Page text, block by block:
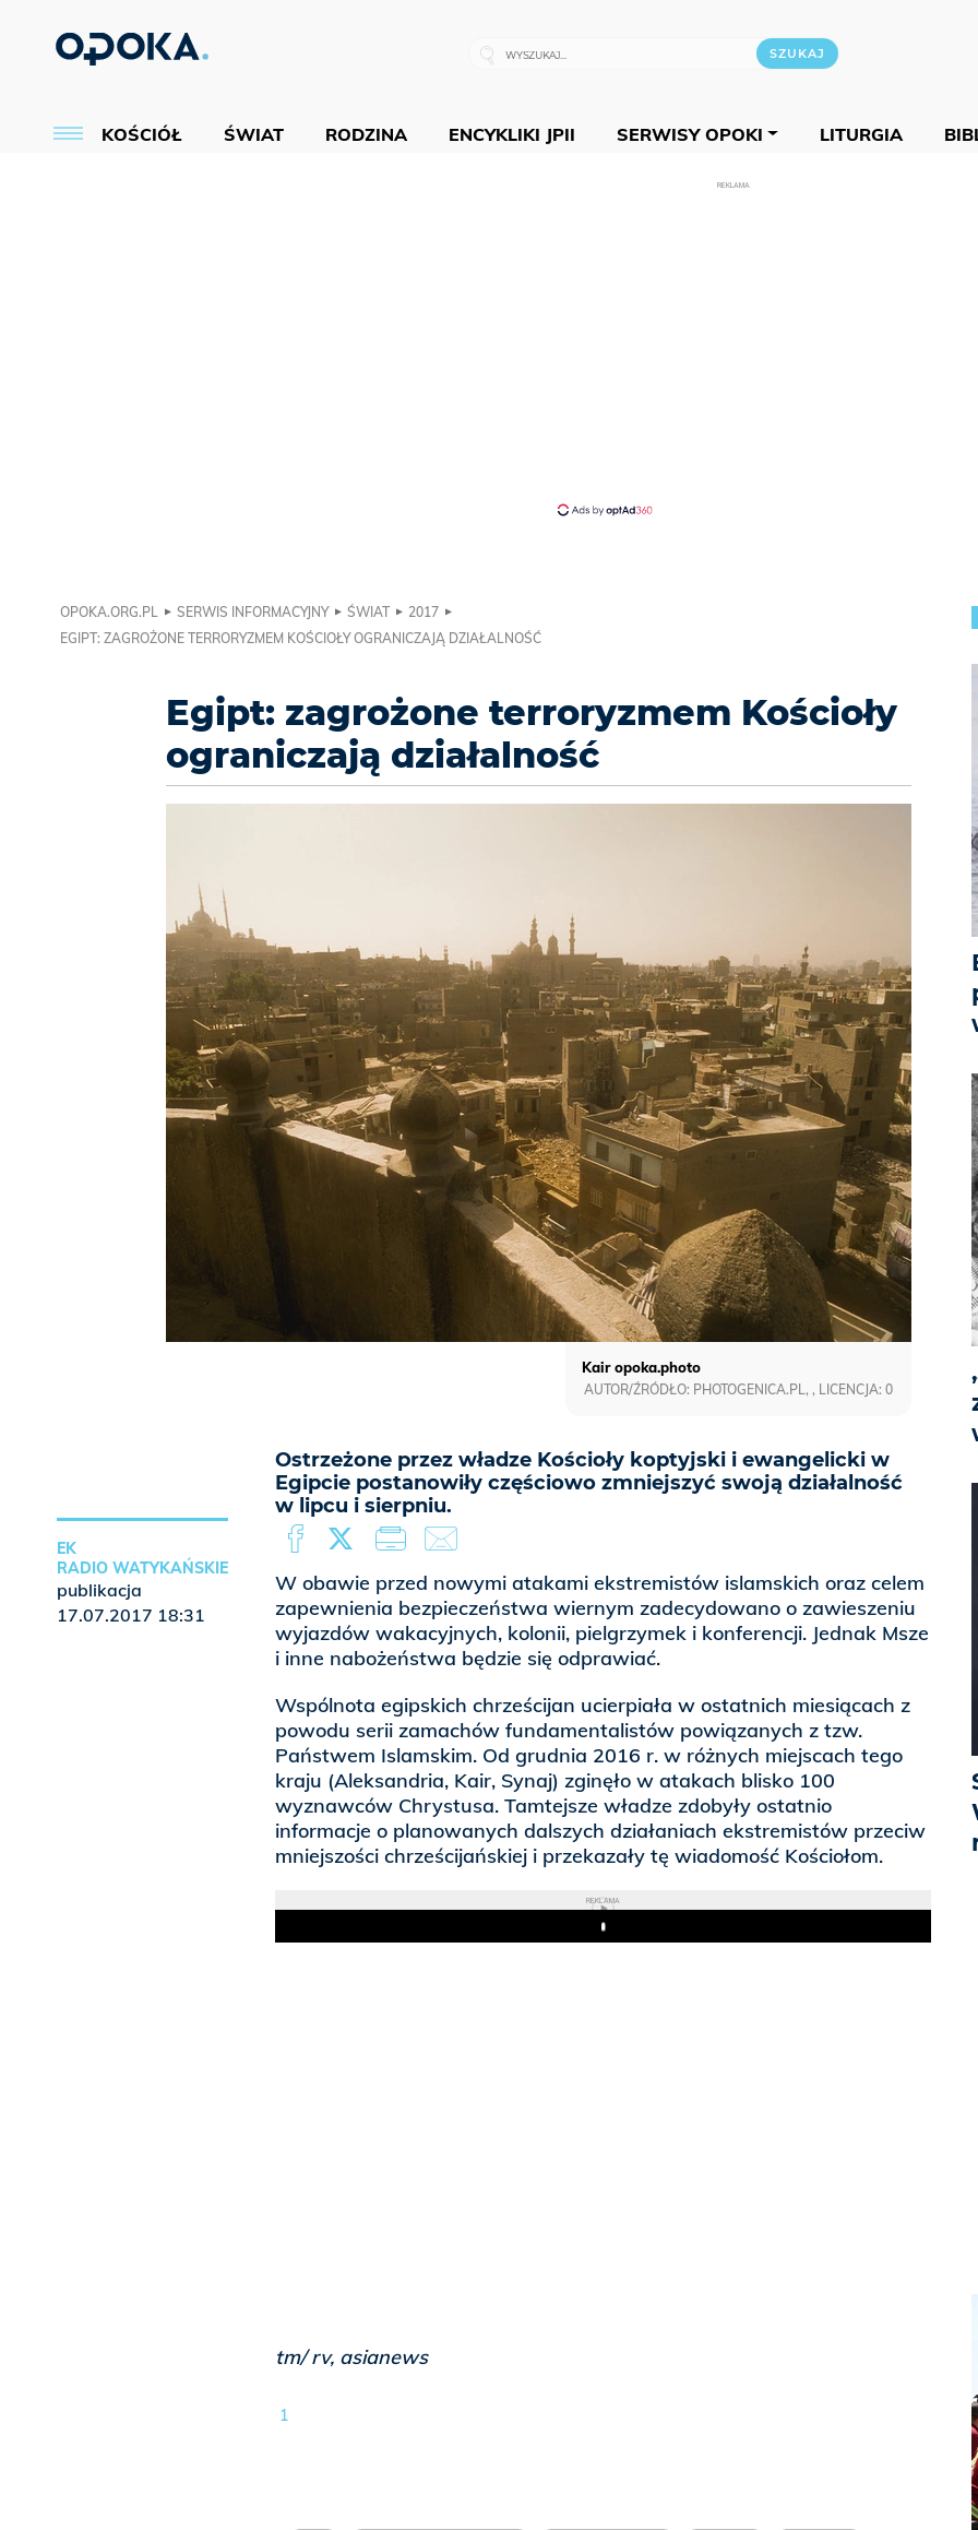
KOŚCIÓŁ ŚWIAT RODZINA ENCYKLIKI JPII SERWISY OPOKI LITURGIA
REKLAMA
OPOKA.ORG.PL SERWIS INFORMACYJNY ŚWIAT
2017
EGIPT: ZAGROŻONE TERRORYZMEM KOŚCIOŁY OGRANICZAJĄ DZIAŁALNOŚĆ
Egipt: zagrożone terroryzmem Kościoły
ograniczają działalność
Ostrzeżone przez władze Kościoły koptyjski i ewangelicki w
Egipcie postanowiły częściowo zmniejszyć swoją działalność
w lipcu i sierpniu.
Kair opoka.photo
AUTOR/ŹRÓDŁO: PHOTOGENICA.PL, , LICENCJA: 0
W obawie przed nowymi atakami ekstremistów islamskich oraz celem
zapewnienia bezpieczeństwa wiernym zadecydowano o zawieszeniu
wyjazdów wakacyjnych, kolonii, pielgrzymek i konferencji. Jednak Msze
i inne nabożeństwa będzie się odprawiać.
Wspólnota egipskich chrześcijan ucierpiała w ostatnich miesiącach z
powodu serii zamachów fundamentalistów powiązanych z tzw.
Państwem Islamskim. Od grudnia 2016 r. w różnych miejscach tego
kraju (Aleksandria, Kair, Synaj) zginęło w atakach blisko 100
wyznawców Chrystusa. Tamtejsze władze zdobyły ostatnio
informacje o planowanych dalszych działaniach ekstremistów przeciw
mniejszości chrześcijańskiej i przekazały tę wiadomość Kościołom.
REKLAMA
Play
tm/ rv, asianews
1
EK
RADIO WATYKAŃSKIE
publikacja
17.07.2017 18:31